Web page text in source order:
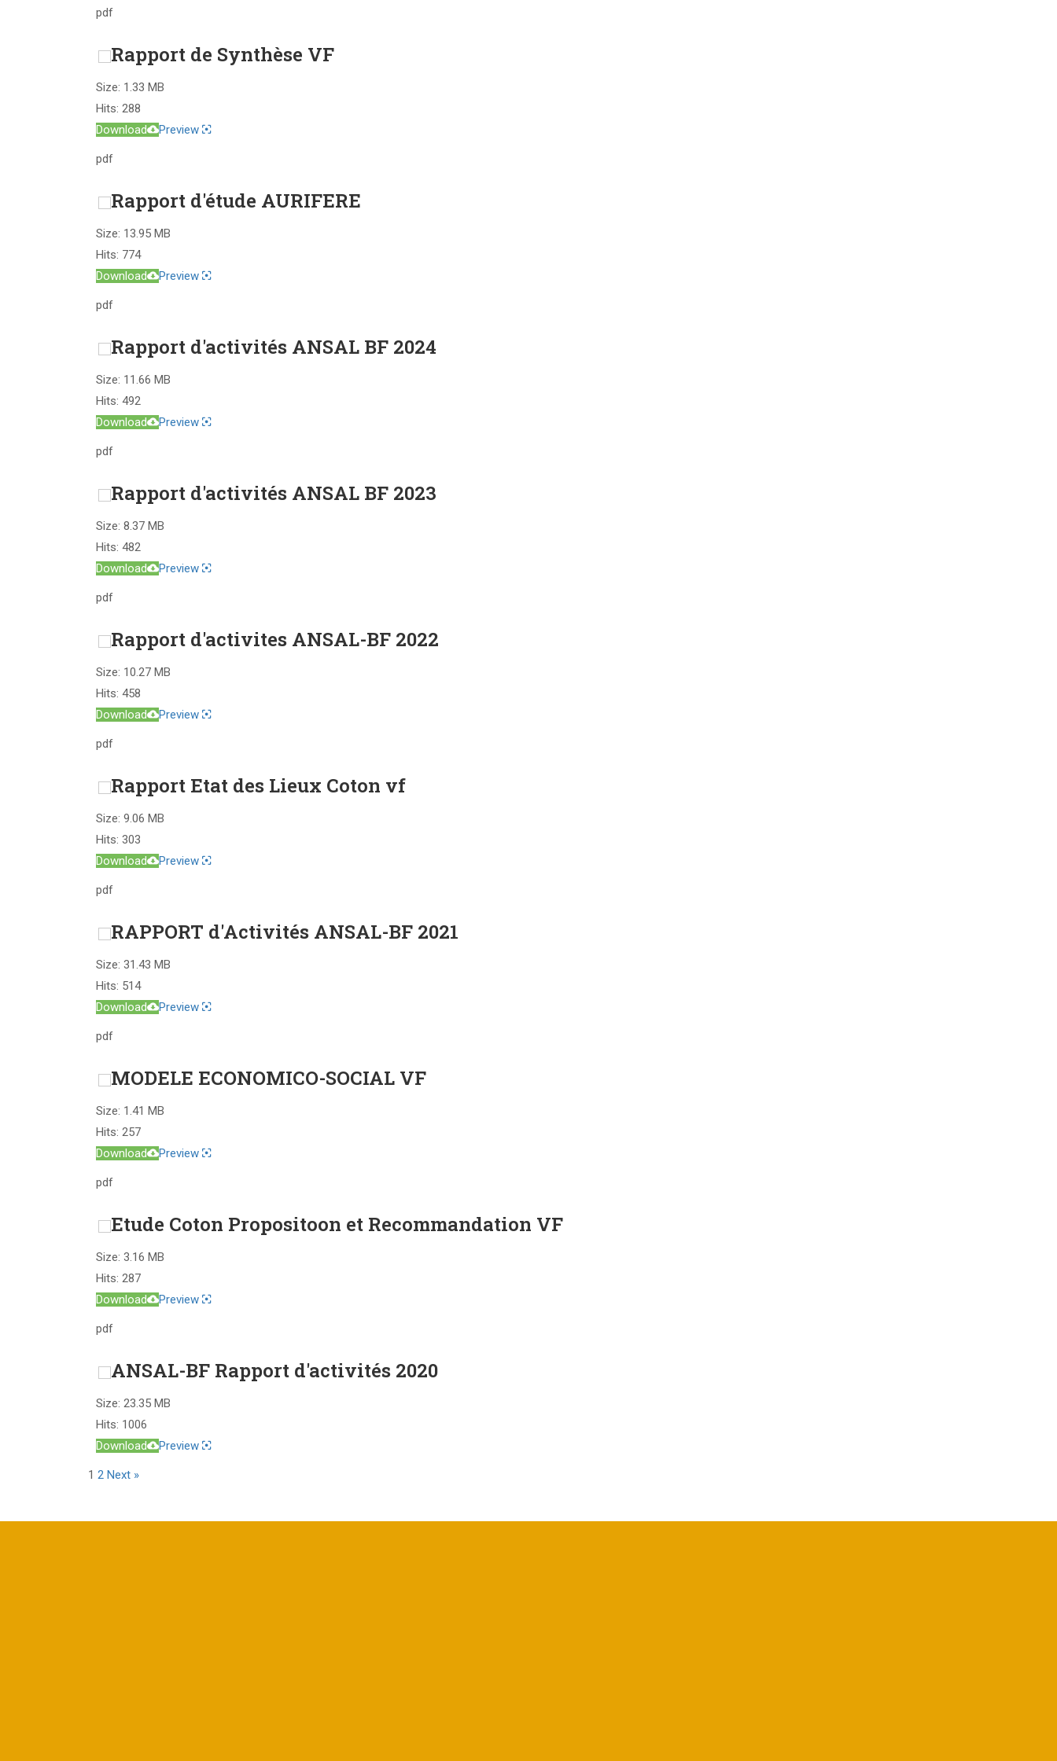
pdf
Rapport de Synthèse VF
Size: 1.33 MB
Hits: 288
Download
Preview
pdf
Rapport d'étude AURIFERE
Size: 13.95 MB
Hits: 774
Download
Preview
pdf
Rapport d'activités ANSAL BF 2024
Size: 11.66 MB
Hits: 492
Download
Preview
pdf
Rapport d'activités ANSAL BF 2023
Size: 8.37 MB
Hits: 482
Download
Preview
pdf
Rapport d'activites ANSAL-BF 2022
Size: 10.27 MB
Hits: 458
Download
Preview
pdf
Rapport Etat des Lieux Coton vf
Size: 9.06 MB
Hits: 303
Download
Preview
pdf
RAPPORT d'Activités ANSAL-BF 2021
Size: 31.43 MB
Hits: 514
Download
Preview
pdf
MODELE ECONOMICO-SOCIAL VF
Size: 1.41 MB
Hits: 257
Download
Preview
pdf
Etude Coton Propositoon et Recommandation VF
Size: 3.16 MB
Hits: 287
Download
Preview
pdf
ANSAL-BF Rapport d'activités 2020
Size: 23.35 MB
Hits: 1006
Download
Preview
1 2 Next »